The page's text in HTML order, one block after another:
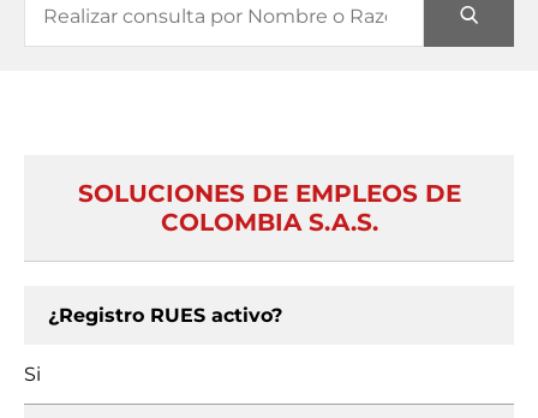
SOLUCIONES DE EMPLEOS DE
COLOMBIA S.A.S.
¿Registro RUES activo?
Si